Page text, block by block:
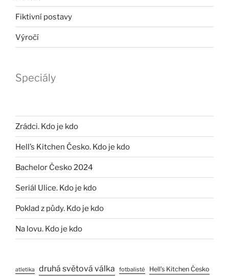
Fiktivní postavy
Výročí
Speciály
Zrádci. Kdo je kdo
Hell’s Kitchen Česko. Kdo je kdo
Bachelor Česko 2024
Seriál Ulice. Kdo je kdo
Poklad z půdy. Kdo je kdo
Na lovu. Kdo je kdo
atletika druhá světová válka fotbalisté Hell’s Kitchen Česko